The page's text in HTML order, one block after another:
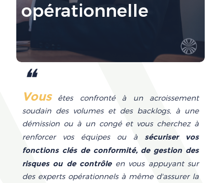
opérationnelle
❝
Vousêtes confronté à un acroissement
soudain des volumes et des backlogs, à une
démission ou à un congé et vous cherchez à
renforcer vos équipes ou à sécuriser vos
fonctions clés de conformité, de gestion des
risques ou de contrôleen vous appuyant sur
des experts opérationnels à même d'assurer la